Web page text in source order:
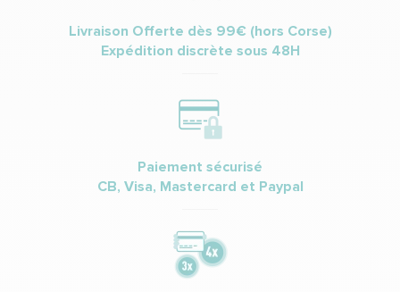
Livraison Offerte dès 99€ (hors Corse)
Expédition discrète sous 48H
Paiement sécurisé
CB, Visa, Mastercard et Paypal